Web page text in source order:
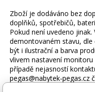
Zboží je dodáváno bez
doplňků, spotřebičů,
Pokud není uvedeno
demontovaném stavu,
být i ilustrační a barva
vlivem nastavení
případě nejasností
pegas@nabytek-pegas.cz